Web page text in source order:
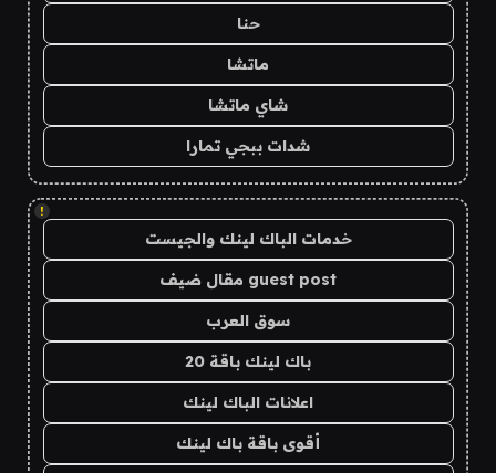
حنا
ماتشا
شاي ماتشا
شدات ببجي تمارا
!
خدمات الباك لينك والجيست
guest post مقال ضيف
سوق العرب
باك لينك باقة 20
اعلانات الباك لينك
أقوى باقة باك لينك